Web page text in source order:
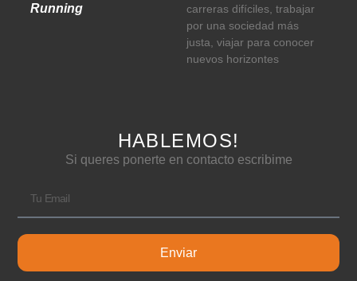
Running
carreras difíciles, trabajar
por una sociedad más
justa, viajar para conocer
nuevos horizontes
HABLEMOS!
Si queres ponerte en contacto escribime
Enviar